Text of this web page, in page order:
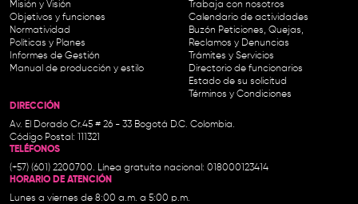
Misión y Visión
Objetivos y funciones
Normatividad
Políticas y Planes
Informes de Gestión
Manual de producción y estilo
Trabaja con nosotros
Calendario de actividades
Buzón Peticiones, Quejas,
Reclamos y Denuncias
Trámites y Servicios
Directorio de funcionarios
Estado de su solicitud
Términos y Condiciones
DIRECCIÓN
Av. El Dorado Cr.45 # 26 - 33 Bogotá D.C. Colombia.
Código Postal: 111321
TELÉFONOS
(+57) (601) 2200700. Línea gratuita nacional: 018000123414
HORARIO DE ATENCIÓN
Lunes a viernes de 8:00 a.m. a 5:00 p.m.